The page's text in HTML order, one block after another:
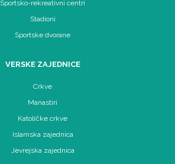
Sportsko-rekreativni centri
Stadioni
Sportske dvorane
VERSKE ZAJEDNICE
Crkve
Manastiri
Katoličke crkve
Islamska zajednica
Jevrejska zajednica